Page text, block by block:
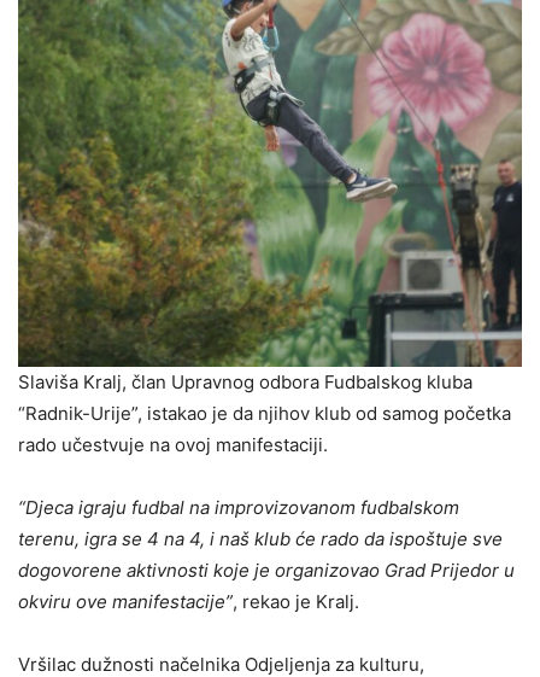
Slaviša Kralj, član Upravnog odbora Fudbalskog kluba
“Radnik-Urije”, istakao je da njihov klub od samog početka
rado učestvuje na ovoj manifestaciji.
“Djeca igraju fudbal na improvizovanom fudbalskom
terenu, igra se 4 na 4, i naš klub će rado da ispoštuje sve
dogovorene aktivnosti koje je organizovao Grad Prijedor u
okviru ove manifestacije”, rekao je Kralj.
Vršilac dužnosti načelnika Odjeljenja za kulturu,